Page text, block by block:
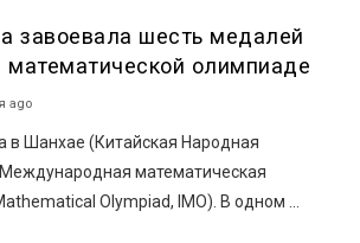
завоевала шесть медалей
олимпиаде
ago
в Шанхае (Китайская Народная
математическая
Olympiad, IMO). В одном ...